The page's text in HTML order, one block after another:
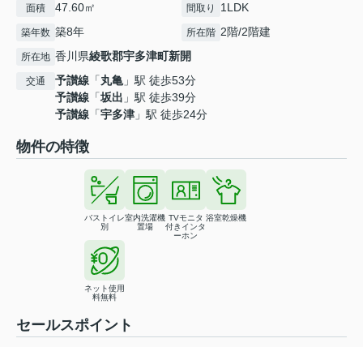
面積 47.60㎡ 間取り 1LDK
築年数 築8年 所在階 2階/2階建
所在地 香川県綾歌郡宇多津町新開
交通 予讃線 「丸亀」駅 徒歩53分
予讃線 「坂出 」駅 徒歩39分
予讃線 「宇多津 」駅 徒歩24分
物件の特徴
バストイレ
別
室内洗濯機
置場
TVモニタ
付きインタ
ーホン
浴室乾燥機
ネット使用
料無料
セールスポイント